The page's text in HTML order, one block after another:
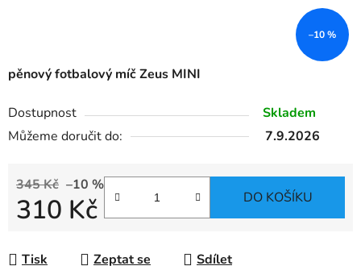
pěnový fotbalový míč Zeus MINI
Dostupnost
Skladem
Můžeme doručit do:
7.9.2026
345 Kč –10 %
310 Kč DO KOŠÍKU
Tisk Zeptat se Sdílet
–10 %